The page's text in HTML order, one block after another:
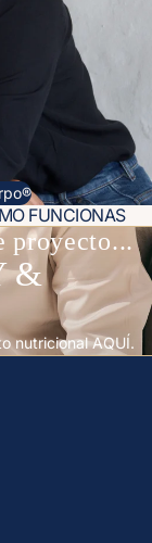
FUNCIONAS
proyecto...
&
nutricional AQUÍ.